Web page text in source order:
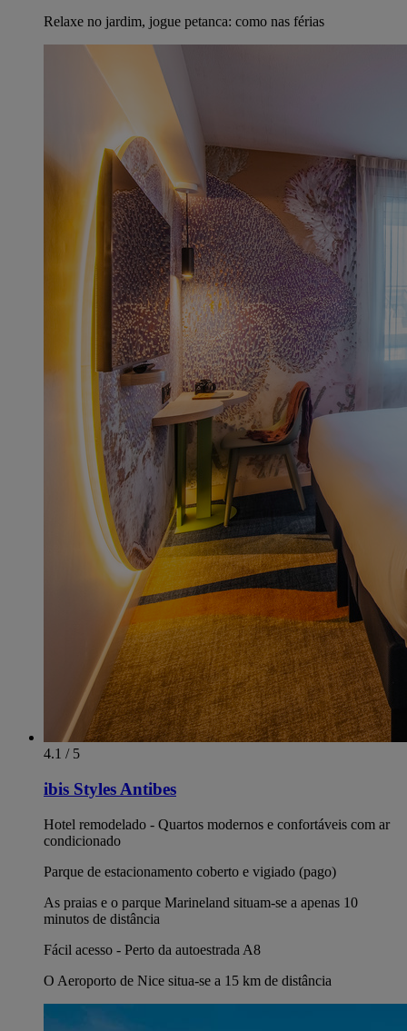
Relaxe no jardim, jogue petanca: como nas férias
4.1 / 5
ibis Styles Antibes
Hotel remodelado - Quartos modernos e confortáveis com ar
condicionado
Parque de estacionamento coberto e vigiado (pago)
As praias e o parque Marineland situam-se a apenas 10
minutos de distância
Fácil acesso - Perto da autoestrada A8
O Aeroporto de Nice situa-se a 15 km de distância